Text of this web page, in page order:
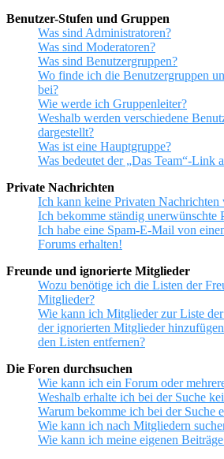
Benutzer-Stufen und Gruppen
Was sind Administratoren?
Was sind Moderatoren?
Was sind Benutzergruppen?
Wo finde ich die Benutzergruppen
bei?
Wie werde ich Gruppenleiter?
Weshalb werden verschiedene
dargestellt?
Was ist eine Hauptgruppe?
Was bedeutet der „Das Team“-Link
Private Nachrichten
Ich kann keine Privaten Nachrichten
Ich bekomme ständig unerwünschte
Ich habe eine Spam-E-Mail von
Forums erhalten!
Freunde und ignorierte Mitglieder
Wozu benötige ich die Listen der
Mitglieder?
Wie kann ich Mitglieder zur Liste
der ignorierten Mitglieder
den Listen entfernen?
Die Foren durchsuchen
Wie kann ich ein Forum oder
Weshalb erhalte ich bei der Suche
Warum bekomme ich bei der Suche
Wie kann ich nach Mitgliedern
Wie kann ich meine eigenen